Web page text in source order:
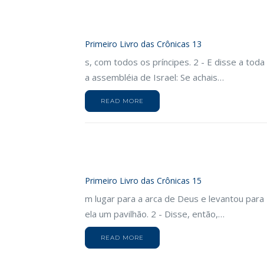
Primeiro Livro das Crônicas 13
s, com todos os príncipes. 2 - E disse a toda
a assembléia de Israel: Se achais…
READ MORE
Primeiro Livro das Crônicas 15
m lugar para a arca de Deus e levantou para
ela um pavilhão. 2 - Disse, então,…
READ MORE